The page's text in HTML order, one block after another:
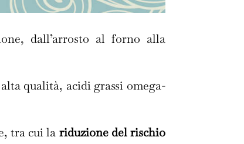
dall’arrosto al forno alla
qualità, acidi grassi omega-
tra cui la riduzione del rischio